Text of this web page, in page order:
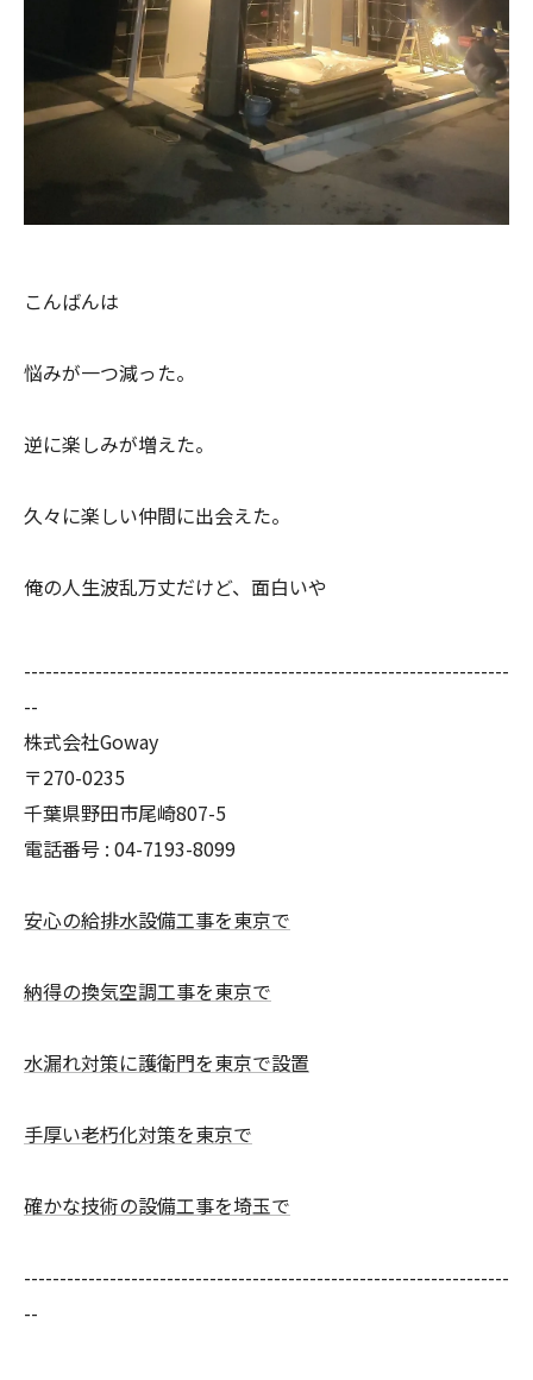
こんばんは
悩みが一つ減った。
逆に楽しみが増えた。
久々に楽しい仲間に出会えた。
俺の人生波乱万丈だけど、面白いや
--------------------------------------------------------------------
--
株式会社Goway
〒270-0235
千葉県野田市尾崎807-5
電話番号 : 04-7193-8099
安心の給排水設備工事を東京で
納得の換気空調工事を東京で
水漏れ対策に護衛門を東京で設置
手厚い老朽化対策を東京で
確かな技術の設備工事を埼玉で
--------------------------------------------------------------------
--